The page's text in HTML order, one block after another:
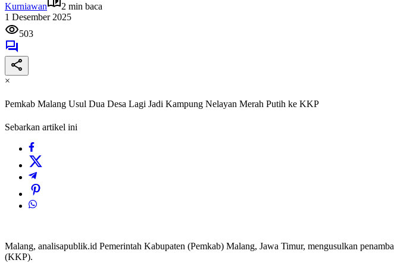
Kurniawan
2 min baca
1 Desember 2025
503
×
Pemkab Malang Usul Dua Desa Lagi Jadi Kampung Nelayan Merah Putih ke KKP
Sebarkan artikel ini
Malang, analisapublik.id Pemerintah Kabupaten (Pemkab) Malang, Jawa Timur, mengusulkan
(KKP).